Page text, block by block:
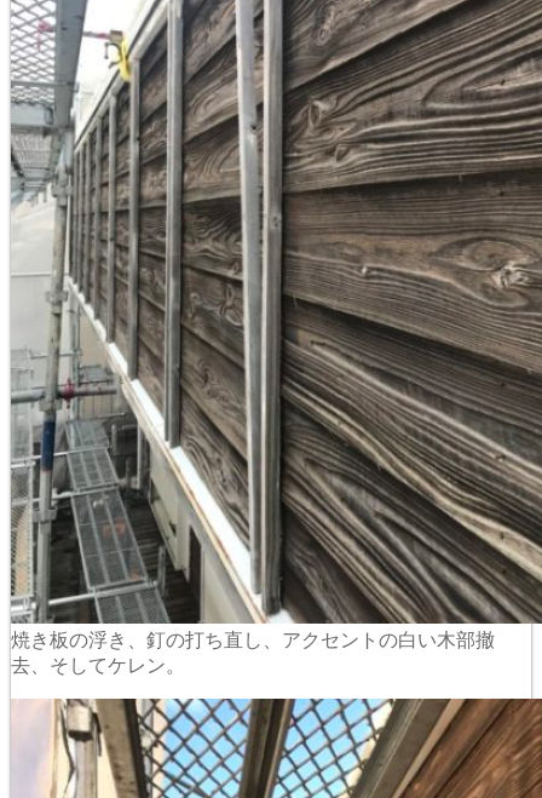
焼き板の浮き、釘の打ち直し、アクセントの白い木部撤
去、そしてケレン。